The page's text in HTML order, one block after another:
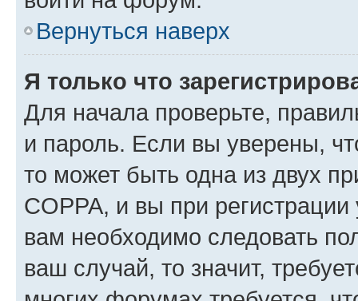
Вернуться наверх
Я только что
Для начала проверьте,
и пароль. Если вы уверены,
то может быть одна из двух
COPPA, и вы при
вам необходимо следовать
ваш случай, то значит,